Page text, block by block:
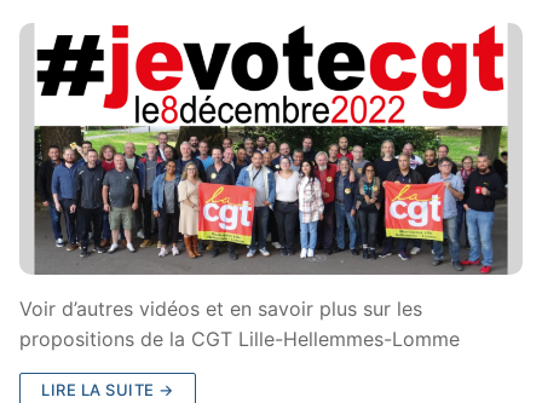
Voir d’autres vidéos et en savoir plus sur les
propositions de la CGT Lille-Hellemmes-Lomme
LIRE LA SUITE →